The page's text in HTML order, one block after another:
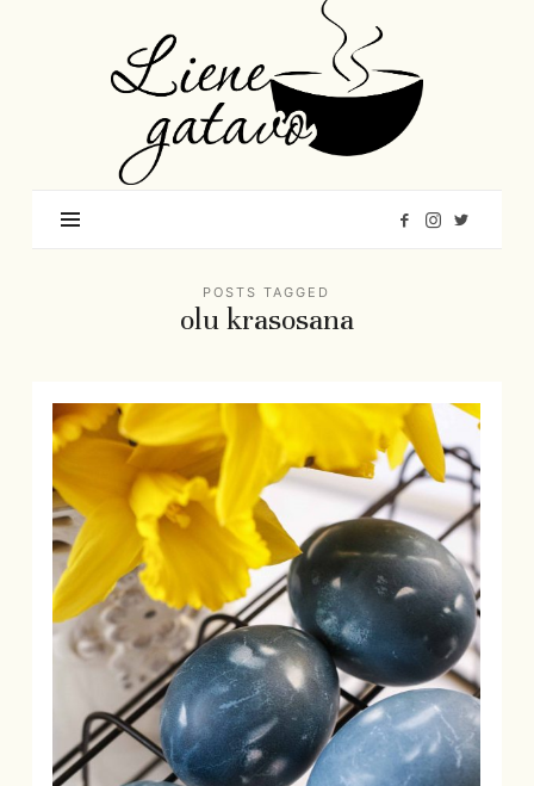
Gatavo
–
Mana
garšu
pasaule
POSTS TAGGED
olu krasosana